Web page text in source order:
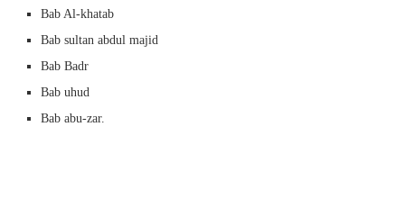
Bab Al-khatab
Bab sultan abdul majid
Bab Badr
Bab uhud
Bab abu-zar.